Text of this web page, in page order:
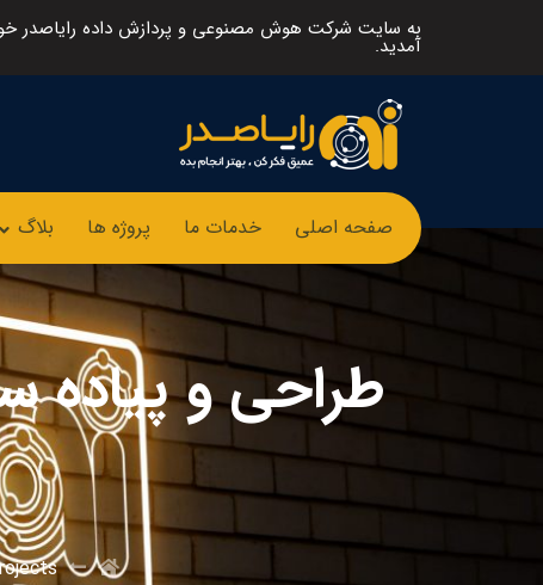
به سایت شرکت هوش مصنوعی و پردازش داده رایاصدر
آمدید.
صفحه اصلی خدمات ما پروژه ها بلاگ
طراحی و پیاده